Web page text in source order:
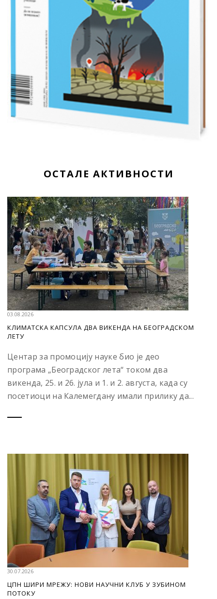
ОСТАЛЕ АКТИВНОСТИ
03.08.2026
КЛИМАТСКА КАПСУЛА ДВА ВИКЕНДА НА БЕОГРАДСКОМ
ЛЕТУ
Центар за промоцију науке био је део
програма „Београдског лета“ током два
викенда, 25. и 26. јула и 1. и 2. августа, када су
посетиоци на Калемегдану имали прилику да...
30.07.2026
ЦПН ШИРИ МРЕЖУ: НОВИ НАУЧНИ КЛУБ У ЗУБИНОМ
ПОТОКУ